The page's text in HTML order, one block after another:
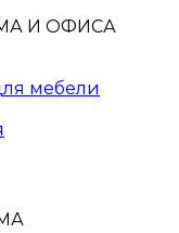
И ОФИСА
мебели